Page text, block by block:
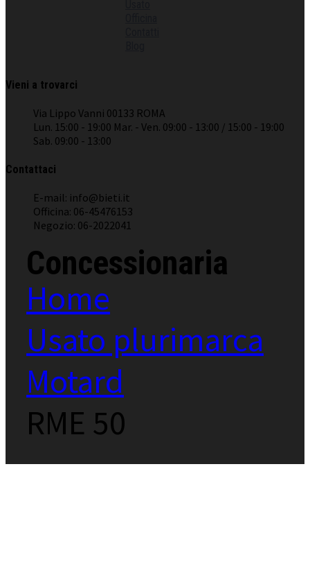
Vieni a trovarci
Via Lippo Vanni 00133 ROMA
Lun. 15:00 - 19:00 Mar. - Ven. 09:00 - 13:00 / 15:00 - 19:00
Sab. 09:00 - 13:00
Contattaci
E-mail: info@bieti.it
Officina: 06-45476153
Negozio: 06-2022041
Concessionaria
Home
Usato plurimarca
Motard
RME 50